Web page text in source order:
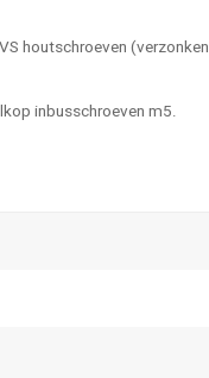
houtschroeven (verzonken
inbusschroeven m5.